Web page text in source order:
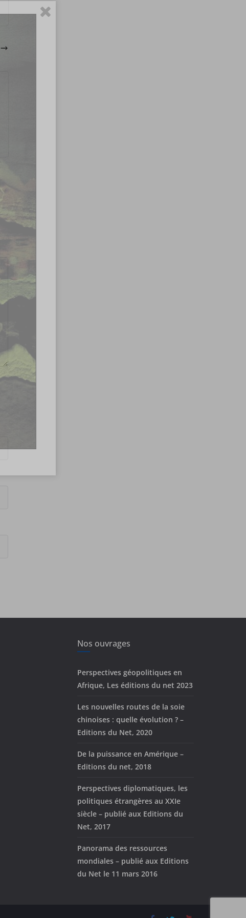
Nos ouvrages
Perspectives géopolitiques en
Afrique, Les éditions du net 2023
Les nouvelles routes de la soie
chinoises : quelle évolution ? –
Editions du Net, 2020
De la puissance en Amérique –
Editions du net, 2018
Perspectives diplomatiques, les
politiques étrangères au XXIe
siècle – publié aux Editions du
Net, 2017
Panorama des ressources
mondiales – publié aux Editions
du Net le 11 mars 2016